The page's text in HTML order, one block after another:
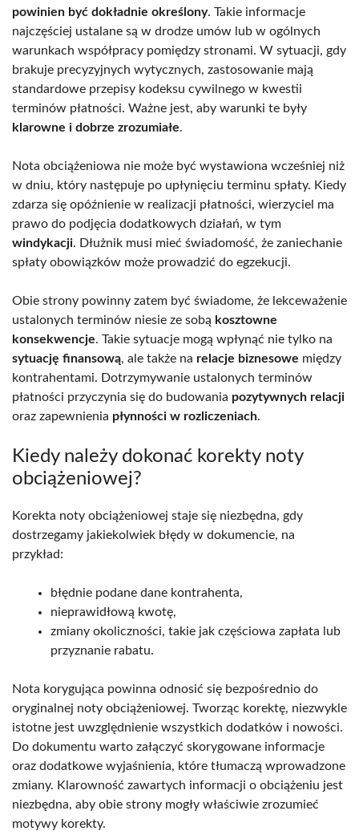
powinien być dokładnie określony. Takie informacje
najczęściej ustalane są w drodze umów lub w ogólnych
warunkach współpracy pomiędzy stronami. W sytuacji, gdy
brakuje precyzyjnych wytycznych, zastosowanie mają
standardowe przepisy kodeksu cywilnego w kwestii
terminów płatności. Ważne jest, aby warunki te były
klarowne i dobrze zrozumiałe.
Nota obciążeniowa nie może być wystawiona wcześniej niż
w dniu, który następuje po upłynięciu terminu spłaty. Kiedy
zdarza się opóźnienie w realizacji płatności, wierzyciel ma
prawo do podjęcia dodatkowych działań, w tym
windykacji. Dłużnik musi mieć świadomość, że zaniechanie
spłaty obowiązków może prowadzić do egzekucji.
Obie strony powinny zatem być świadome, że lekceważenie
ustalonych terminów niesie ze sobą kosztowne
konsekwencje. Takie sytuacje mogą wpłynąć nie tylko na
sytuację finansową, ale także na relacje biznesowe między
kontrahentami. Dotrzymywanie ustalonych terminów
płatności przyczynia się do budowania pozytywnych relacji
oraz zapewnienia płynności w rozliczeniach.
Kiedy należy dokonać korekty noty
obciążeniowej?
Korekta noty obciążeniowej staje się niezbędna, gdy
dostrzegamy jakiekolwiek błędy w dokumencie, na
przykład:
błędnie podane dane kontrahenta,
nieprawidłową kwotę,
zmiany okoliczności, takie jak częściowa zapłata lub
przyznanie rabatu.
Nota korygująca powinna odnosić się bezpośrednio do
oryginalnej noty obciążeniowej. Tworząc korektę, niezwykle
istotne jest uwzględnienie wszystkich dodatków i nowości.
Do dokumentu warto załączyć skorygowane informacje
oraz dodatkowe wyjaśnienia, które tłumaczą wprowadzone
zmiany. Klarowność zawartych informacji o obciążeniu jest
niezbędna, aby obie strony mogły właściwie zrozumieć
motywy korekty.